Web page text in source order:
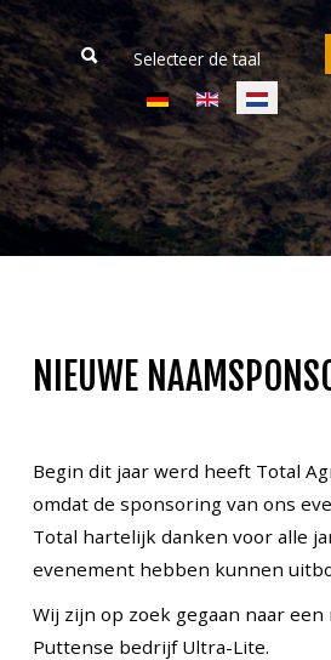
Activiteiten
Puller of the day
Selecteer de taal
NIEUWE
Begin dit jaar werd heeft Total
omdat de sponsoring van ons
Total hartelijk danken voor alle
evenement hebben kunnen
Wij zijn op zoek gegaan naar
Puttense bedrijf Ultra-Lite.